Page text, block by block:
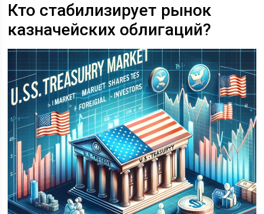
Кто стабилизирует рынок
казначейских облигаций?